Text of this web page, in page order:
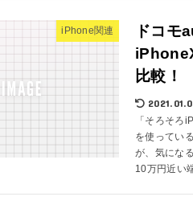
iPhone関連
ドコモ
比較！
「そろそろ
を使ってい
が、気にな
10万円近い